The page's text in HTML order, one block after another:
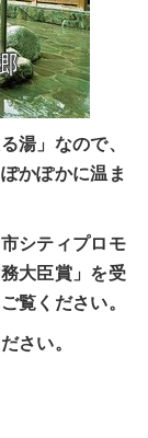
湯」なので、
かぽかに温ま
シティプロモ
大臣賞」を受
覧ください。
さい。